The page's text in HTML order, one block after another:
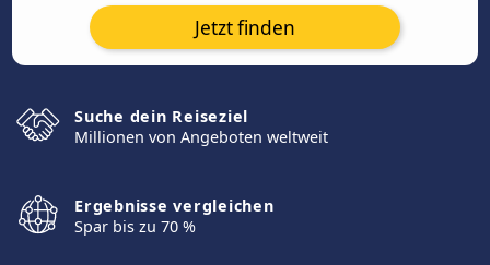
Jetzt finden
Suche dein Reiseziel
Millionen von Angeboten weltweit
Ergebnisse vergleichen
Spar bis zu 70 %